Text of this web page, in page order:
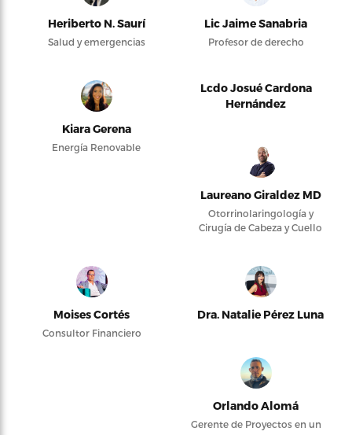
Heriberto N. Saurí
Salud y emergencias
Lic Jaime Sanabria
Profesor de derecho
Kiara Gerena
Energía Renovable
Lcdo Josué Cardona
Hernández
Laureano Giraldez MD
Otorrinolaringología y
Cirugía de Cabeza y Cuello
Moises Cortés
Consultor Financiero
Dra. Natalie Pérez Luna
Orlando Alomá
Gerente de Proyectos en un